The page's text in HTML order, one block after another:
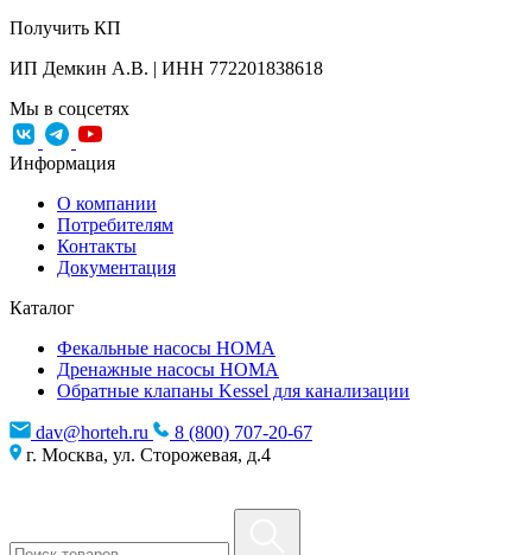
Получить КП
ИП Демкин А.В. | ИНН 772201838618
Мы в соцсетях
Информация
О компании
Потребителям
Контакты
Документация
Каталог
Фекальные насосы HOMA
Дренажные насосы HOMA
Обратные клапаны Kessel для канализации
dav@horteh.ru
8 (800) 707-20-67
г. Москва, ул. Сторожевая, д.4